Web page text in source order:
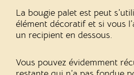
La bougie palet est peut
élément décoratif et si vous
un recipient en dessous.
Vous pouvez évidemment